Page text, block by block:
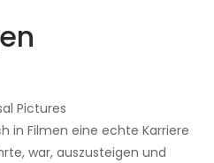
Pictures
in Filmen eine echte Karriere
war, auszusteigen und